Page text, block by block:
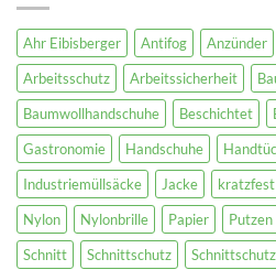
Ahr Eibisberger Antifog Anzünder
Arbeitsschutz
Arbeitssicherheit
Baumwollhandschuhe
Beschichtet
Gastronomie
Handschuhe
Industriemüllsäcke
Jacke kratzfest
Nylon
Nylonbrille Papier Putzen
Schnitt
Schnittschutz